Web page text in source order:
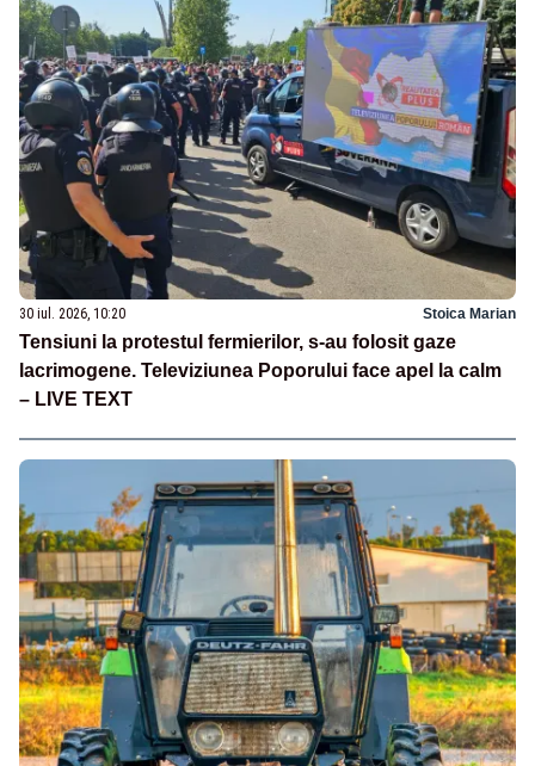
30 iul. 2026, 10:20 Stoica Marian
Tensiuni la protestul fermierilor, s-au folosit gaze
lacrimogene. Televiziunea Poporului face apel la calm
– LIVE TEXT